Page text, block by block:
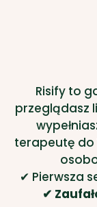
Risify to
przeglądasz
terapeutę
✔ Pierwsza
✔